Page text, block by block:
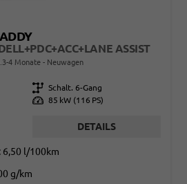
ASSIST
4 Monate Neuwagen
Getriebe Schalt. 6-Gang
Leistung 85 kW (116 PS)
DETAILS
6,50 l/100km
g/km